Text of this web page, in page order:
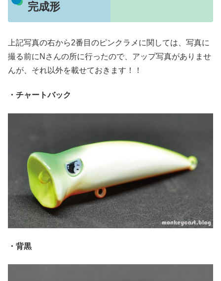
完成形
上記写真の右から2番目のピンクラメに関しては、写真に
撮る前にNさんの所に行ったので、アップ写真がありませ
んが、それ以外を載せておきます！！
・チャートバック
・背黒